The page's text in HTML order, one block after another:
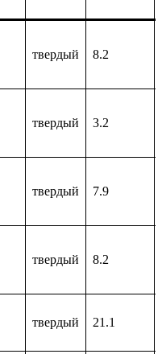
твердый 8.2
твердый 3.2
твердый 7.9
твердый 8.2
твердый 21.1